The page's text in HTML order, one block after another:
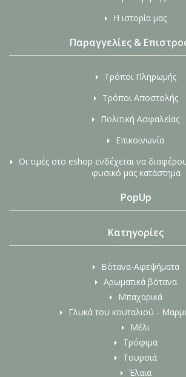
Η ιστορία μας
Παραγγελίες &
Τρόποι Πληρωμής
Τρόποι Αποστολής
Πολιτική Ασφαλείας
Επικοινωνία
Οι τιμές στο eshop ενδέχεται να
φυσικό μας κατάστημα
PopUp
Κατηγορίες
Βότανα-Αφεψήματα
Αρωματικά βότανα
Μπαχαρικά
Γλυκά του κουταλιού -
Μέλι
Τρόφιμα
Τουρσιά
Έλαια